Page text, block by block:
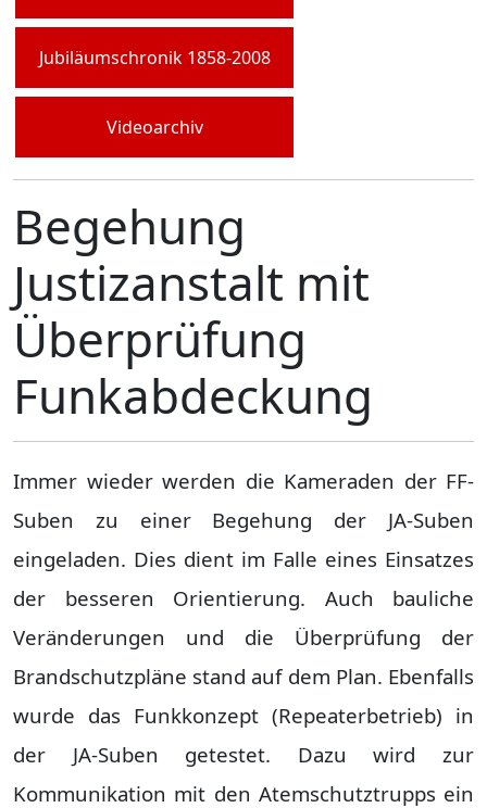
Jubiläumschronik 1858-2008
Videoarchiv
Begehung
Justizanstalt mit
Überprüfung
Funkabdeckung
Immer wieder werden die Kameraden der FF-
Suben zu einer Begehung der JA-Suben
eingeladen. Dies dient im Falle eines Einsatzes
der besseren Orientierung. Auch bauliche
Veränderungen und die Überprüfung der
Brandschutzpläne stand auf dem Plan. Ebenfalls
wurde das Funkkonzept (Repeaterbetrieb) in
der JA-Suben getestet. Dazu wird zur
Kommunikation mit den Atemschutztrupps ein